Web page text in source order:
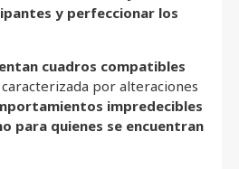
y perfeccionar los
cuadros compatibles
por alteraciones
impredecibles
para quienes se encuentran